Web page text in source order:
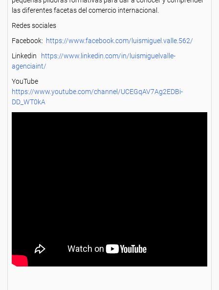
las diferentes facetas del comercio internacional.
Redes sociales
Facebook: https://www.facebook.com/luismiguel.valle.562/
Linkedin
https://www.linkedin.com/in/luismiguelvalle-
agenciaint/
YouTube
https://www.youtube.com/channel/UCEGqAV7Ag2EDBi-
DD_WT0kA